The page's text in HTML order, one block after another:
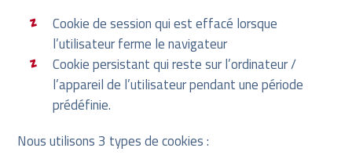
Cookie de session qui est effacé lorsque
l’utilisateur ferme le navigateur
Cookie persistant qui reste sur l’ordinateur /
l’appareil de l’utilisateur pendant une période
prédéfinie.
Nous utilisons 3 types de cookies :